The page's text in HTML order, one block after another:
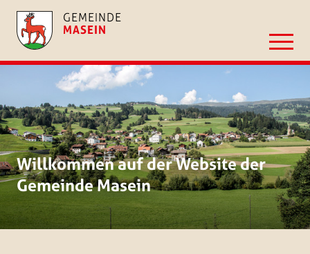
GEMEINDE
MASEIN
Willkommen auf der Websiteder
Gemeinde Masein